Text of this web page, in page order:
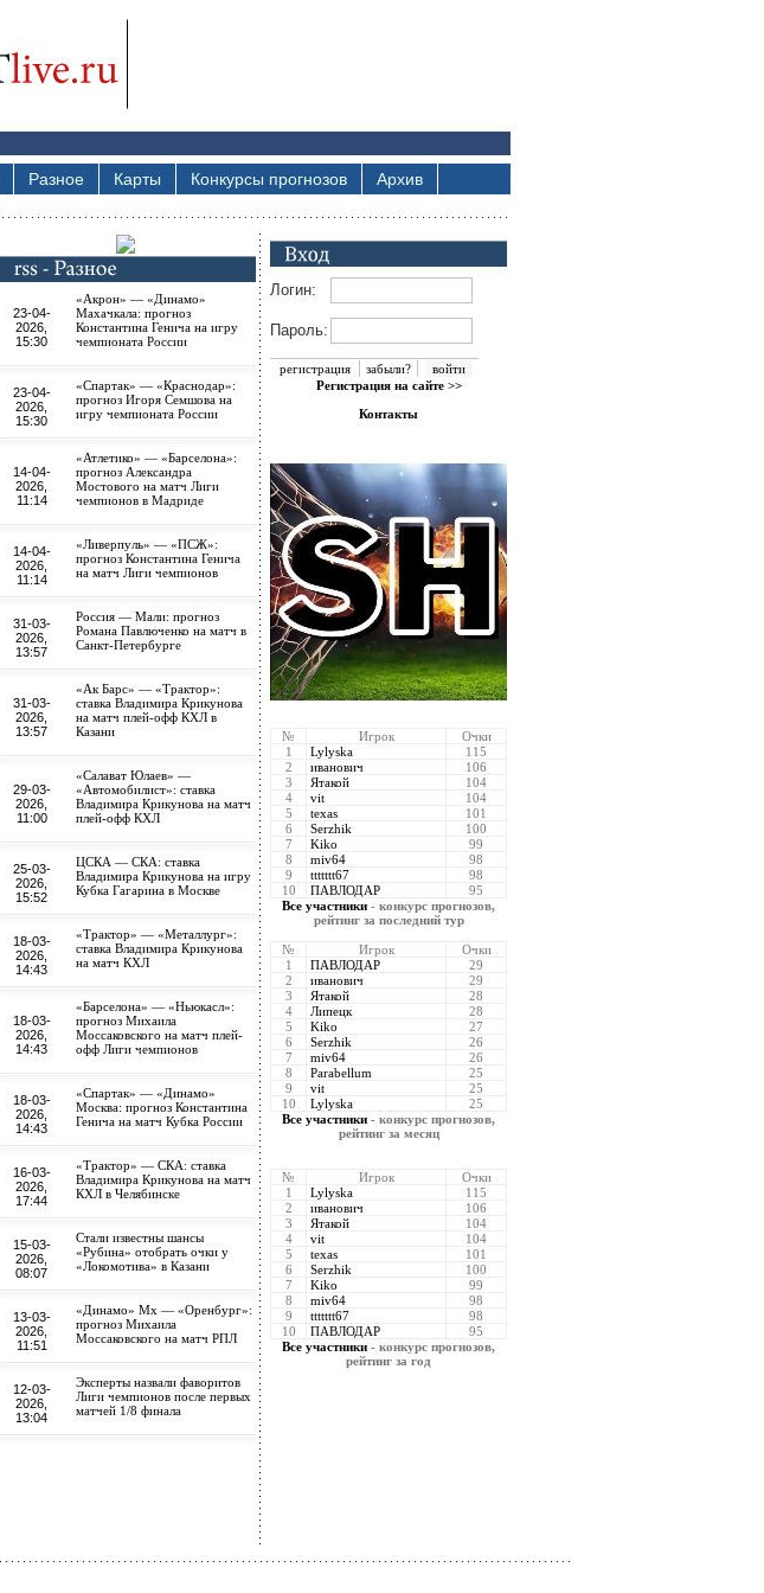
Разное Карты Конкурсы прогнозов Архив
23-04-
2026,
15:30
«Акрон» — «Динамо»
Махачкала: прогноз
Константина Генича на игру
чемпионата России
23-04-
2026,
15:30
«Спартак» — «Краснодар»:
прогноз Игоря Семшова на
игру чемпионата России
14-04-
2026,
11:14
«Атлетико» — «Барселона»:
прогноз Александра
Мостового на матч Лиги
чемпионов в Мадриде
14-04-
2026,
11:14
«Ливерпуль» — «ПСЖ»:
прогноз Константина Генича
на матч Лиги чемпионов
31-03-
2026,
13:57
Россия — Мали: прогноз
Романа Павлюченко на матч в
Санкт-Петербурге
31-03-
2026,
13:57
«Ак Барс» — «Трактор»:
ставка Владимира Крикунова
на матч плей-офф КХЛ в
Казани
29-03-
2026,
11:00
«Салават Юлаев» —
«Автомобилист»: ставка
Владимира Крикунова на матч
плей-офф КХЛ
25-03-
2026,
15:52
ЦСКА — СКА: ставка
Владимира Крикунова на игру
Кубка Гагарина в Москве
18-03-
2026,
14:43
«Трактор» — «Металлург»:
ставка Владимира Крикунова
на матч КХЛ
18-03-
2026,
14:43
«Барселона» — «Ньюкасл»:
прогноз Михаила
Моссаковского на матч плей-
офф Лиги чемпионов
18-03-
2026,
14:43
«Спартак» — «Динамо»
Москва: прогноз Константина
Генича на матч Кубка России
16-03-
2026,
17:44
«Трактор» — СКА: ставка
Владимира Крикунова на матч
КХЛ в Челябинске
15-03-
2026,
08:07
Стали известны шансы
«Рубина» отобрать очки у
«Локомотива» в Казани
13-03-
2026,
11:51
«Динамо» Мх — «Оренбург»:
прогноз Михаила
Моссаковского на матч РПЛ
12-03-
2026,
13:04
Эксперты назвали фаворитов
Лиги чемпионов после первых
матчей 1/8 финала
Логин:
Пароль:
регистрация
забыли?
Регистрация на сайте >>
Контакты
№ Игрок
Очки
1
Lylyska
115
2
иванович
106
3
Ятакой
104
4
vit
104
5
texas
101
6
Serzhik
100
7
Kiko
99
8
miv64
98
9
ttttttt67
98
10
ПАВЛОДАР
95
Все участники - конкурс прогнозов,
рейтинг за последний тур
№ Игрок
Очки
1
ПАВЛОДАР
29
2
иванович
29
3
Ятакой
28
4
Липецк
28
5
Kiko
27
6
Serzhik
26
7
miv64
26
8
Parabellum
25
9
vit
25
10
Lylyska
25
Все участники - конкурс прогнозов,
рейтинг за месяц
№ Игрок
Очки
1
Lylyska
115
2
иванович
106
3
Ятакой
104
4
vit
104
5
texas
101
6
Serzhik
100
7
Kiko
99
8
miv64
98
9
ttttttt67
98
10
ПАВЛОДАР
95
Все участники - конкурс прогнозов,
рейтинг за год